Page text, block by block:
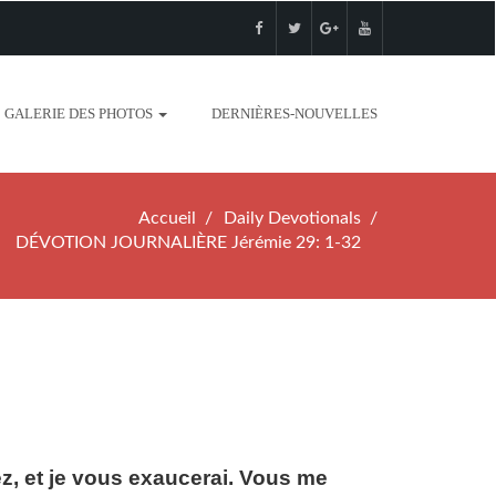
GALERIE DES PHOTOS DERNIÈRES-NOUVELLES
Accueil
Daily Devotionals
DÉVOTION JOURNALIÈRE Jérémie 29: 1-32
et je vous exaucerai. Vous me